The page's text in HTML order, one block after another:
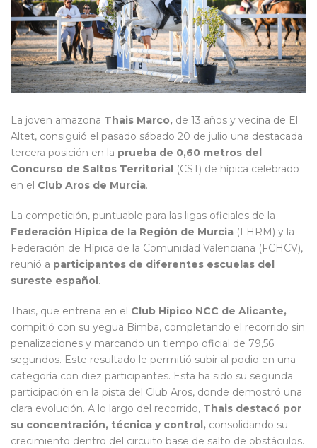
La joven amazona Thais Marco, de 13 años y vecina de El
Altet, consiguió el pasado sábado 20 de julio una destacada
tercera posición en la prueba de 0,60 metros del
Concurso de Saltos Territorial (CST) de hípica celebrado
en el Club Aros de Murcia.
La competición, puntuable para las ligas oficiales de la
Federación Hípica de la Región de Murcia (FHRM) y la
Federación de Hípica de la Comunidad Valenciana (FCHCV),
reunió a participantes de diferentes escuelas del
sureste español.
Thais, que entrena en el Club Hípico NCC de Alicante,
compitió con su yegua Bimba, completando el recorrido sin
penalizaciones y marcando un tiempo oficial de 79,56
segundos. Este resultado le permitió subir al podio en una
categoría con diez participantes. Esta ha sido su segunda
participación en la pista del Club Aros, donde demostró una
clara evolución. A lo largo del recorrido, Thais destacó por
su concentración, técnica y control, consolidando su
crecimiento dentro del circuito base de salto de obstáculos.